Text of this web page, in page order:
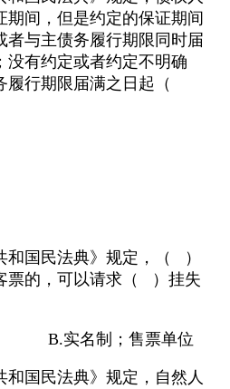
期间，但是约定的保证期间
者与主债务履行期限同时届
没有约定或者约定不明确
履行期限届满之日起（
和国民法典》规定，（ ）
票的，可以请求（ ）挂失
B.实名制；售票单位
和国民法典》规定，自然人